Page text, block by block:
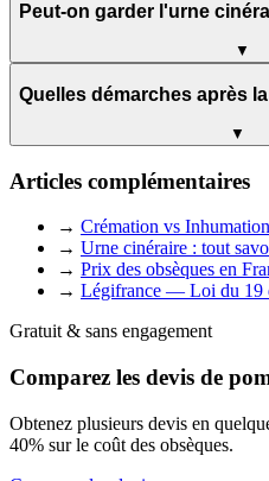
Peut-on garder l'urne
▼
Quelles démarches après
▼
Articles complémentaires
→ Crémation vs
→ Urne cinéraire : tout
→ Prix des obsèques en
→ Légifrance — Loi du 19
Gratuit & sans engagement
Comparez les devis de
Obtenez plusieurs devis en
40% sur le coût des obsèques.